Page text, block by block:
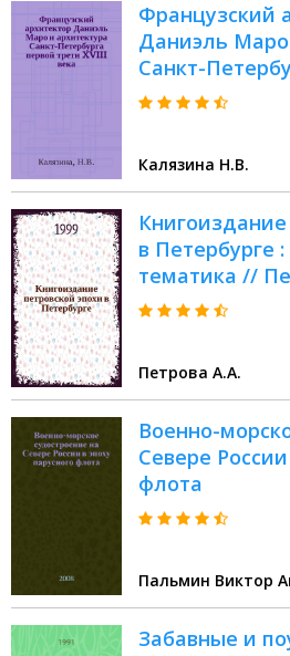
Французский
Даниэль Маро
Санкт-
XVIII века //
Калязина Н.В.
в Петербурге
тематика //
чтения, 98-99
Петрова А.А.
Военно-
Севере
флота
Пальмин Виктор
Забавные и